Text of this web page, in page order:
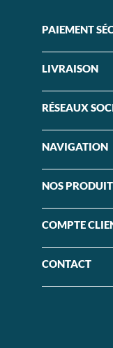
PAIEMENT
LIVRAISON
RÉSEAUX
NAVIGATION
NOS
COMPTE
CONTACT